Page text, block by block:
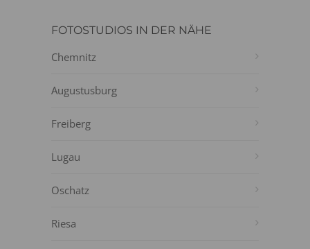
FOTOSTUDIOS IN DER NÄHE
Chemnitz
Augustusburg
Freiberg
Lugau
Oschatz
Riesa